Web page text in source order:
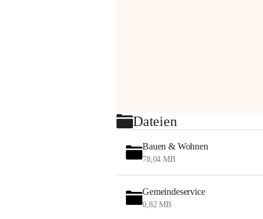
Dateien
Bauen & Wohnen
78,04 MB
Gemeindeservice
0,82 MB